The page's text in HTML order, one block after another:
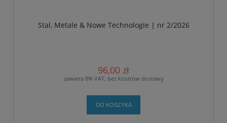
Stal, Metale & Nowe Technologie | nr 2/2026
96,00 zł
zawiera 8% VAT, bez kosztów dostawy
DO KOSZYKA